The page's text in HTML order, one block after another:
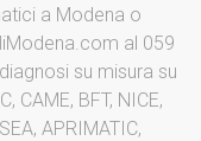
a Modena o
al 059
su misura su
CAME, BFT, NICE,
APRIMATIC,